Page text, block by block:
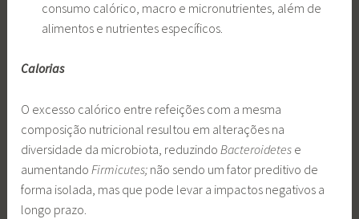
consumo calórico, macro e micronutrientes, além de
alimentos e nutrientes específicos.
Calorias
O excesso calórico entre refeições com a mesma
composição nutricional resultou em alterações na
diversidade da microbiota, reduzindo Bacteroidetes e
aumentando Firmicutes; não sendo um fator preditivo de
forma isolada, mas que pode levar a impactos negativos a
longo prazo.